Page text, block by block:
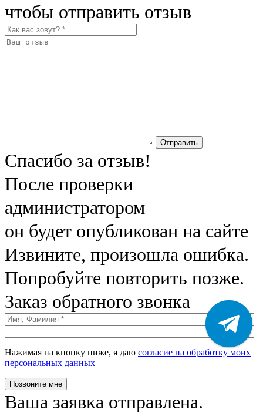
чтобы отправить отзыв
Отправить
Спасибо за отзыв!
После проверки
администратором
он будет опубликован на сайте
Извините, произошла ошибка.
Попробуйте повторить позже.
Заказ обратного звонка
Нажимая на кнопку ниже, я даю согласие на обработку моих
персональных данных
Позвоните мне
Ваша заявка отправлена.